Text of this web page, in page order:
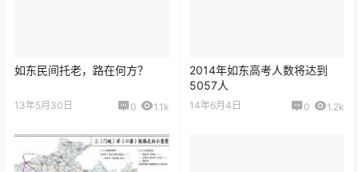
如东民间托老，路在何方？
13年5月30日 0 1.1k
2014年如东高考人数将达到
5057人
14年6月4日 0 1.2k